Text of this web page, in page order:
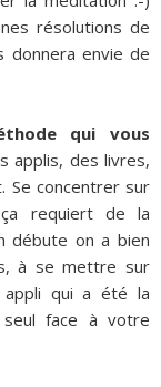
résolutions de
donnera envie de
qui vous
applis, des livres,
Se concentrer sur
requiert de la
débute on a bien
à se mettre sur
appli qui a été la
face à votre